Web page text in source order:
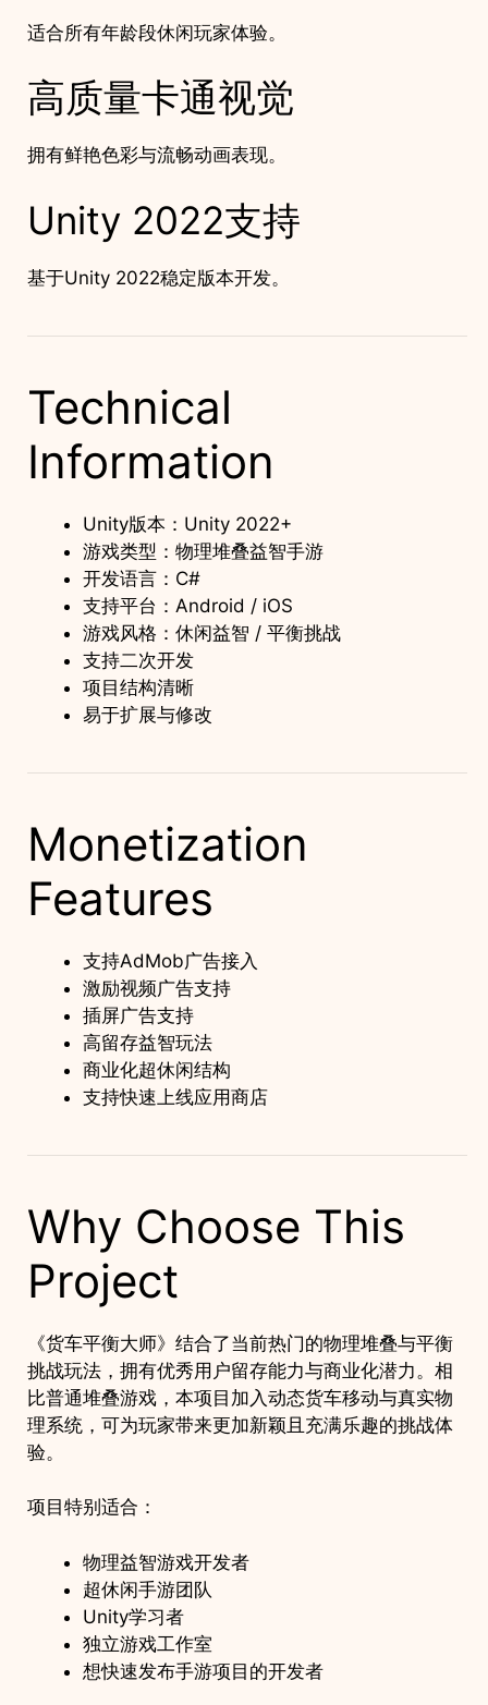
适合所有年龄段休闲玩家体验。
高质量卡通视觉
拥有鲜艳色彩与流畅动画表现。
Unity 2022支持
基于Unity 2022稳定版本开发。
Technical
Information
Unity版本：Unity 2022+
游戏类型：物理堆叠益智手游
开发语言：C#
支持平台：Android / iOS
游戏风格：休闲益智 / 平衡挑战
支持二次开发
项目结构清晰
易于扩展与修改
Monetization
Features
支持AdMob广告接入
激励视频广告支持
插屏广告支持
高留存益智玩法
商业化超休闲结构
支持快速上线应用商店
Why Choose This
Project
《货车平衡大师》结合了当前热门的物理堆叠与平衡
挑战玩法，拥有优秀用户留存能力与商业化潜力。相
比普通堆叠游戏，本项目加入动态货车移动与真实物
理系统，可为玩家带来更加新颖且充满乐趣的挑战体
验。
项目特别适合：
物理益智游戏开发者
超休闲手游团队
Unity学习者
独立游戏工作室
想快速发布手游项目的开发者